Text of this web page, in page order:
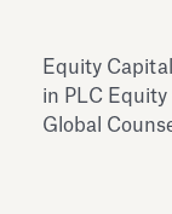
ampliando
Torlonia
Equity
in PLC
Global